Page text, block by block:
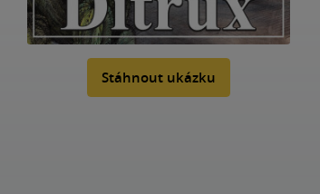
Stáhnout ukázku